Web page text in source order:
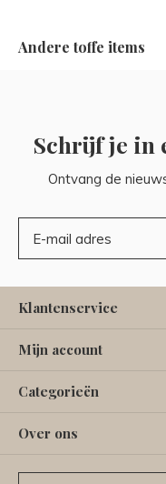
Andere toffe items
Schrijf je in
Ontvang de
Klantenservice
Mijn account
Categorieën
Over ons